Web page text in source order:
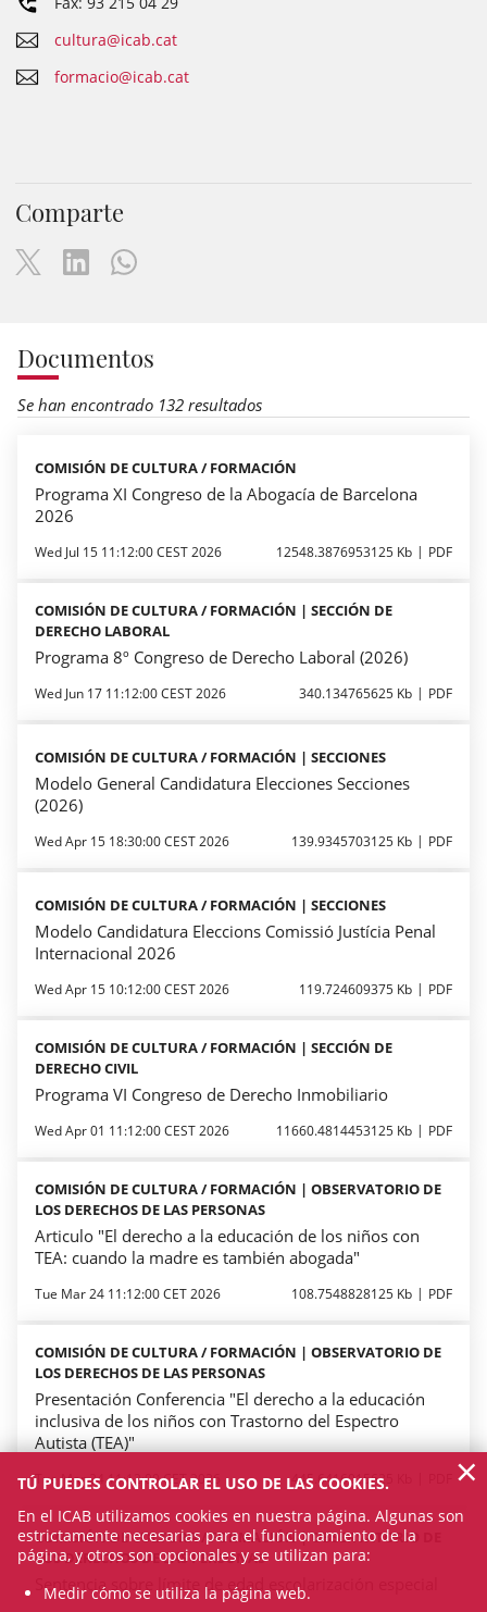
cultura@icab.cat
formacio@icab.cat
Comparte
Documentos
Se han encontrado 132 resultados
COMISIÓN DE CULTURA / FORMACIÓN
Programa XI Congreso de la Abogacía de Barcelona
2026
Wed Jul 15 11:12:00 CEST 2026 12548.3876953125 Kb PDF
COMISIÓN DE CULTURA / FORMACIÓN | SECCIÓN DE
DERECHO LABORAL
Programa 8º Congreso de Derecho Laboral (2026)
Wed Jun 17 11:12:00 CEST 2026 340.134765625 Kb PDF
COMISIÓN DE CULTURA / FORMACIÓN | SECCIONES
Modelo General Candidatura Elecciones Secciones
(2026)
Wed Apr 15 18:30:00 CEST 2026 139.9345703125 Kb PDF
COMISIÓN DE CULTURA / FORMACIÓN | SECCIONES
Modelo Candidatura Eleccions Comissió Justícia Penal
Internacional 2026
Wed Apr 15 10:12:00 CEST 2026 119.724609375 Kb PDF
COMISIÓN DE CULTURA / FORMACIÓN | SECCIÓN DE
DERECHO CIVIL
Programa VI Congreso de Derecho Inmobiliario
Wed Apr 01 11:12:00 CEST 2026 11660.4814453125 Kb PDF
COMISIÓN DE CULTURA / FORMACIÓN | OBSERVATORIO DE
LOS DERECHOS DE LAS PERSONAS
Articulo "El derecho a la educación de los niños con
TEA: cuando la madre es también abogada"
Tue Mar 24 11:12:00 CET 2026 108.7548828125 Kb PDF
COMISIÓN DE CULTURA / FORMACIÓN | OBSERVATORIO DE
LOS DERECHOS DE LAS PERSONAS
Presentación Conferencia "El derecho a la educación
inclusiva de los niños con Trastorno del Espectro
Autista (TEA)"
Tue Mar 24 11:12:00 CET 2026 445.6416015625 Kb
COMISIÓN DE CULTURA / FORMACIÓN | OBSERVATORIO DE
LOS DERECHOS DE LAS PERSONAS
Sentencia sobre límite de edad escolarización especial
TÚ PUEDES CONTROLAR EL USO DE LAS COOKIES.
En el ICAB utilizamos cookies en nuestra página. Algunas son
estrictamente necesarias para el funcionamiento de la
página, y otros son opcionales y se utilizan para:
Medir cómo se utiliza la página web.
×